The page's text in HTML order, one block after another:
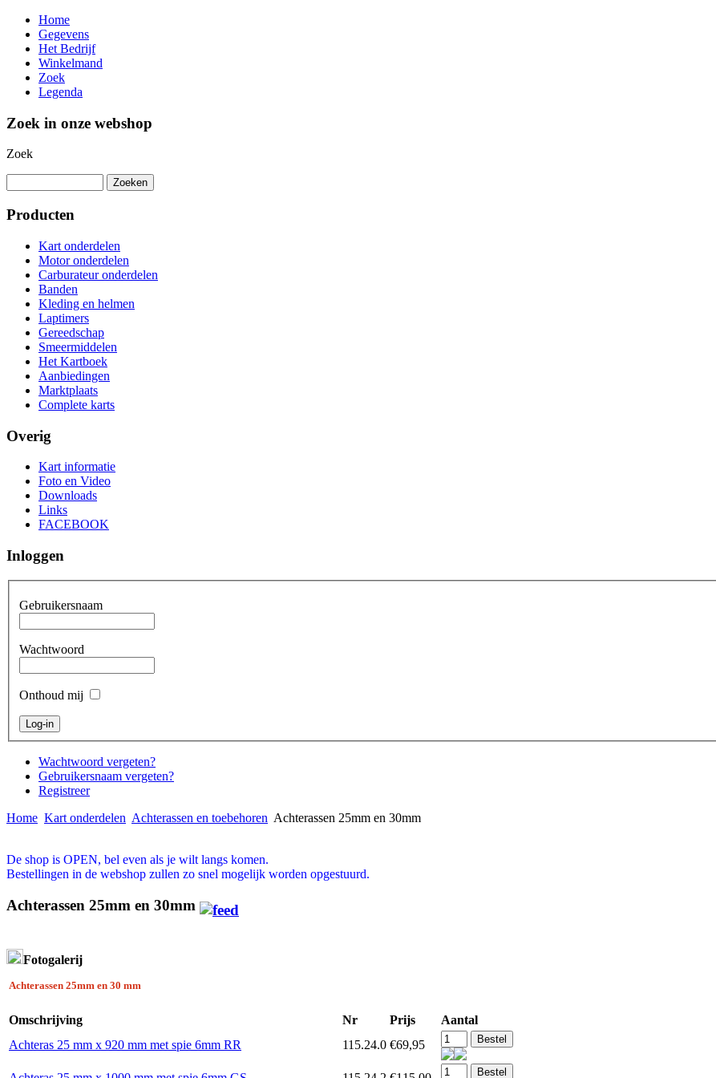
Home
Gegevens
Het Bedrijf
Winkelmand
Zoek
Legenda
Zoek in onze webshop
Zoek
Producten
Kart onderdelen
Motor onderdelen
Carburateur onderdelen
Banden
Kleding en helmen
Laptimers
Gereedschap
Smeermiddelen
Het Kartboek
Aanbiedingen
Marktplaats
Complete karts
Overig
Kart informatie
Foto en Video
Downloads
Links
FACEBOOK
Inloggen
Gebruikersnaam
Wachtwoord
Onthoud mij
Wachtwoord vergeten?
Gebruikersnaam vergeten?
Registreer
Home Kart onderdelen Achterassen en toebehoren Achterassen 25mm en 30mm
De shop is OPEN, bel even als je wilt langs komen.
Bestellingen in de webshop zullen zo snel mogelijk worden opgestuurd.
Achterassen 25mm en 30mm
Fotogalerij
Achterassen 25mm en 30 mm
Omschrijving Nr Prijs
Aantal
Achteras 25 mm x 920 mm met spie 6mm RR
115.24.0 €69,95